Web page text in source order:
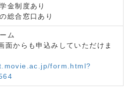
金制度あり
総合窓口あり
ム
面からも申込みしていただけま
form.html?